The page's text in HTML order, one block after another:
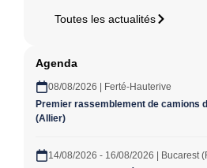
Toutes les actualités
Agenda
08/08/2026 | Ferté-Hauterive
Premier rassemblement de camions
(Allier)
14/08/2026 - 16/08/2026 | Bucarest